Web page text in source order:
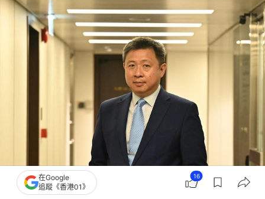
在Google
追蹤《香港01》
16